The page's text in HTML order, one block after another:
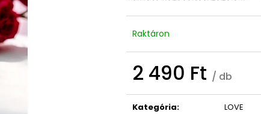
Raktáron
2 490 Ft / db
Kategória: LOVE
HOZOTT ÜDVÖZLŐ TÁBLA
Ft